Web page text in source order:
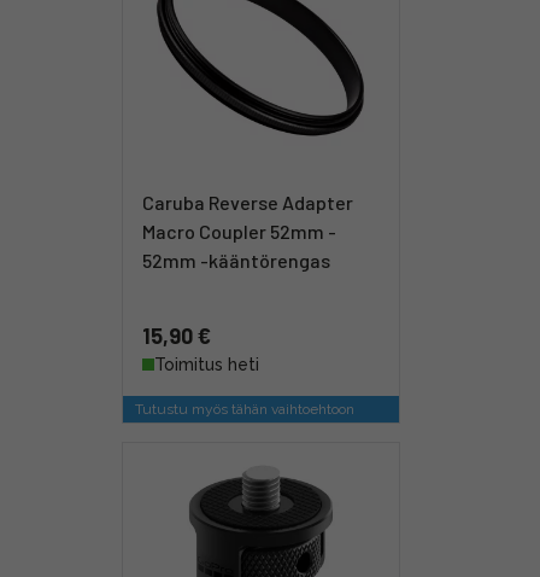
Caruba Reverse Adapter
Macro Coupler 52mm -
52mm -kääntörengas
15,90 €
Toimitus heti
Tutustu myös tähän vaihtoehtoon